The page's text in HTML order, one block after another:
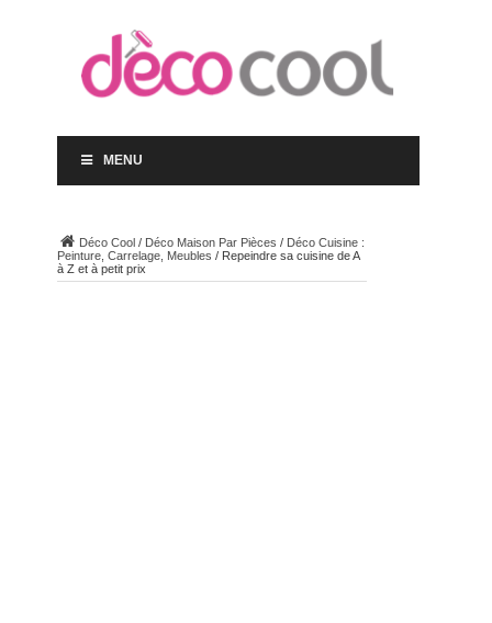
MENU
Déco Cool/ Déco Maison Par Pièces / Déco Cuisine :
Peinture, Carrelage, Meubles / Repeindre sa cuisine de A
à Z et à petit prix